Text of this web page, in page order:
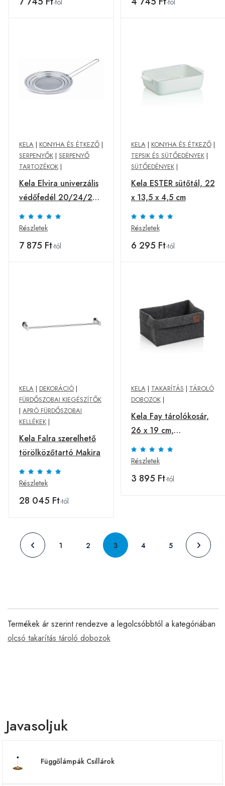
-tól -tól
KELA | KONYHA ÉS ÉTKEZŐ |
SERPENYŐK | SERPENYŐ
TARTOZÉKOK |
Kela Elvira univerzális
védőfedél 20/24/28
cm20/24/28 cm
Részletek
7 875 Ft-tól
KELA| KONYHA ÉS ÉTKEZŐ|
TEPSIK ÉS SÜTŐEDÉNYEK|
SÜTŐEDÉNYEK|
Kela ESTER sütőtál, 22
x 13,5 x 4,5 cm
Részletek
6 295 Ft-tól
KELA | DEKORÁCIÓ |
FÜRDŐSZOBAI KIEGÉSZÍTŐK
| APRÓ FÜRDŐSZOBAI
KELLÉKEK |
Kela Falra szerelhető
törölközőtartó Makira
Részletek
28 045 Ft-tól
KELA| TAKARÍTÁS | TÁROLÓ
DOBOZOK|
Kela Fay tárolókosár,
26 x 19 cm,
sötétszürke
Részletek
3 895 Ft-tól
1 2 3 4 5
Termékek ár szerint rendezve a legolcsóbbtól a kategóriában
olcsó takarítás tároló dobozok
Javasoljuk
Függőlámpák Csillárok